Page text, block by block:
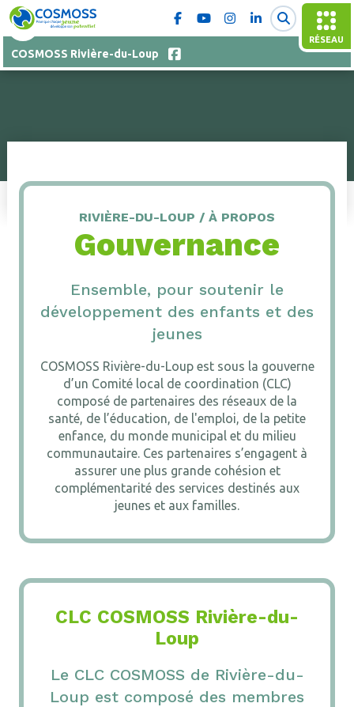
RÉSEAU
COSMOSS Rivière-du-Loup
RIVIÈRE-DU-LOUP / À PROPOS
Gouvernance
Ensemble, pour soutenir le
développement des enfants et des
jeunes
COSMOSS Rivière-du-Loup est sous la gouverne
d’un Comité local de coordination (CLC)
composé de partenaires des réseaux de la
santé, de l’éducation, de l'emploi, de la petite
enfance, du monde municipal et du milieu
communautaire. Ces partenaires s’engagent à
assurer une plus grande cohésion et
complémentarité des services destinés aux
jeunes et aux familles.
CLC COSMOSS Rivière-du-
Loup
Le CLC COSMOSS de Rivière-du-
Loup est composé des membres